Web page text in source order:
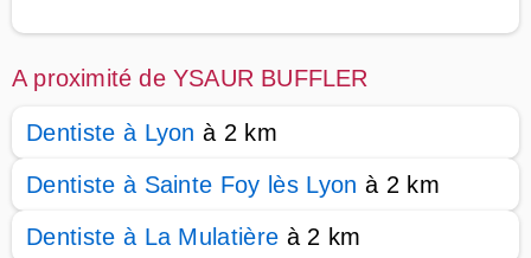
A proximité de YSAUR BUFFLER
Dentiste à Lyon à 2 km
Dentiste à Sainte Foy lès Lyon à 2 km
Dentiste à La Mulatière à 2 km